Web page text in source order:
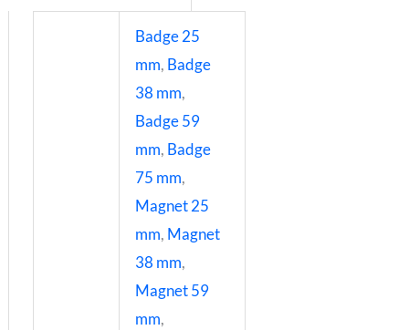
Badge 25
mm, Badge
38 mm,
Badge 59
mm, Badge
75 mm,
Magnet 25
mm, Magnet
38 mm,
Magnet 59
mm,